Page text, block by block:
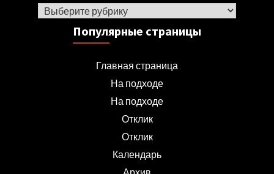
Рубрики
Популярные страницы
Главная страница
На подходе
На подходе
Отклик
Отклик
Календарь